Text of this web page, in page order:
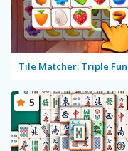
Tile Matcher: Triple Fun
5